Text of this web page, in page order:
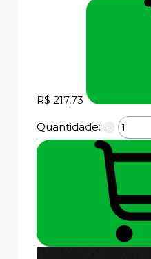
R$ 217,73
Quantidade: -